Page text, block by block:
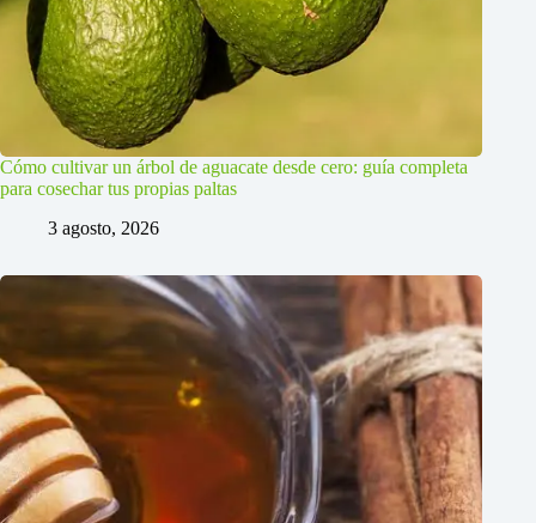
Cómo cultivar un árbol de aguacate desde cero: guía completa
para cosechar tus propias paltas
3 agosto, 2026